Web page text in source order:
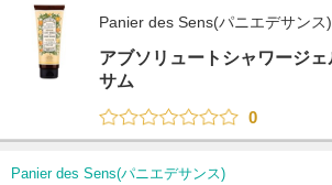
Panier des Sens(パニエデサンス)
アブソリュートシャワージ
サム
0
Panier des Sens(パニエデサンス)